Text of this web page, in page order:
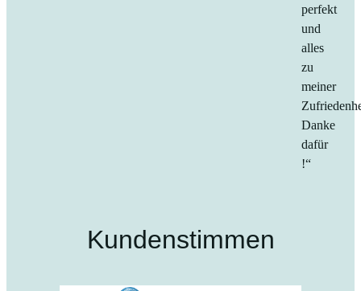
perfekt
und
alles
zu
meiner
Danke
dafür
!“
Kundenstimmen